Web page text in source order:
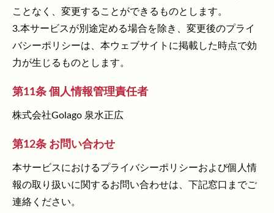
ことなく、変更することができるものとします。
3.本サービスが別途定める場合を除き、変更後のプライ
バシーポリシーは、本ウェブサイトに掲載した時点で効
力が生じるものとします。
第11条 個人情報管理責任者
株式会社Golago 泉水正広
第12条 お問い合わせ
本サービスにおけるプライバシーポリシーおよび個人情
報の取り扱いに関するお問い合わせは、下記窓口までご
連絡ください。